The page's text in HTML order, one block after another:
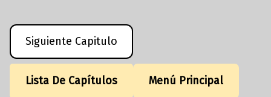
Siguiente Capitulo
Lista De Capítulos Menú Principal